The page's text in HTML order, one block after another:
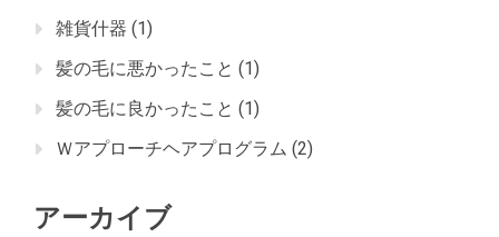
雑貨什器 (1)
髪の毛に悪かったこと (1)
髪の毛に良かったこと (1)
Ｗアプローチヘアプログラム (2)
アーカイブ